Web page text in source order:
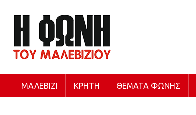
ΜΑΛΕΒΊΖΙ ΚΡΉΤΗ ΘΈΜΑΤΑ ΦΩΝΉΣ